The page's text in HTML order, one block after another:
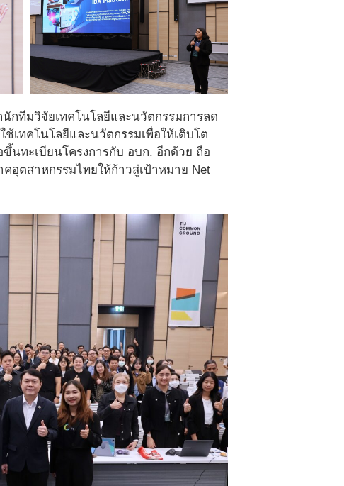
กทีมวิจัยเทคโนโลยีและนวัตกรรมการลด
เทคโนโลยีและนวัตกรรมเพื่อให้เติบโต
นทะเบียนโครงการกับ อบก. อีกด้วย ถือ
อุตสาหกรรมไทยให้ก้าวสู่เป้าหมาย Net